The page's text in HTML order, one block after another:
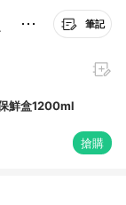
筆記
鮮盒1200ml
搶購